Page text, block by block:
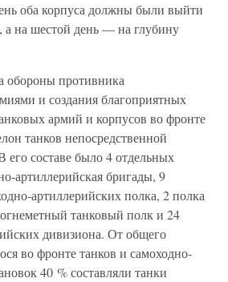
оба корпуса должны были выйти
а на шестой день — на глубину
обороны противника
и создания благоприятных
армий и корпусов во фронте
танков непосредственной
составе было 4 отдельных
артиллерийская бригады, 9
артиллерийских полка, 2 полка
танковый полк и 24
дивизиона. От общего
во фронте танков и самоходно-
40 % составляли танки